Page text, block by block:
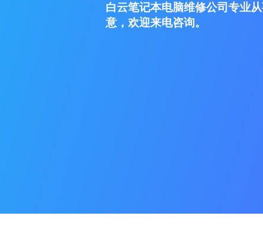
白云笔记本电脑维修公司专业
意，欢迎来电咨询。